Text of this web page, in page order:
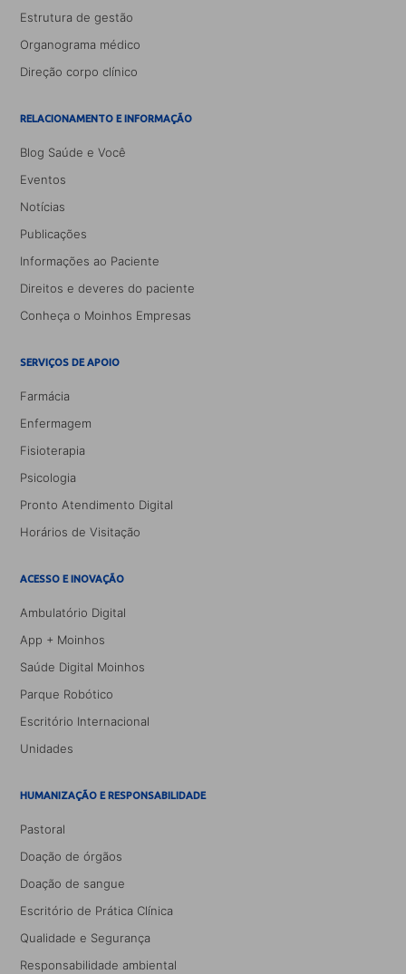
Estrutura de gestão
Organograma médico
Direção corpo clínico
RELACIONAMENTO E INFORMAÇÃO
Blog Saúde e Você
Eventos
Notícias
Publicações
Informações ao Paciente
Direitos e deveres do paciente
Conheça o Moinhos Empresas
SERVIÇOS DE APOIO
Farmácia
Enfermagem
Fisioterapia
Psicologia
Pronto Atendimento Digital
Horários de Visitação
ACESSO E INOVAÇÃO
Ambulatório Digital
App + Moinhos
Saúde Digital Moinhos
Parque Robótico
Escritório Internacional
Unidades
HUMANIZAÇÃO E RESPONSABILIDADE
Pastoral
Doação de órgãos
Doação de sangue
Escritório de Prática Clínica
Qualidade e Segurança
Responsabilidade ambiental